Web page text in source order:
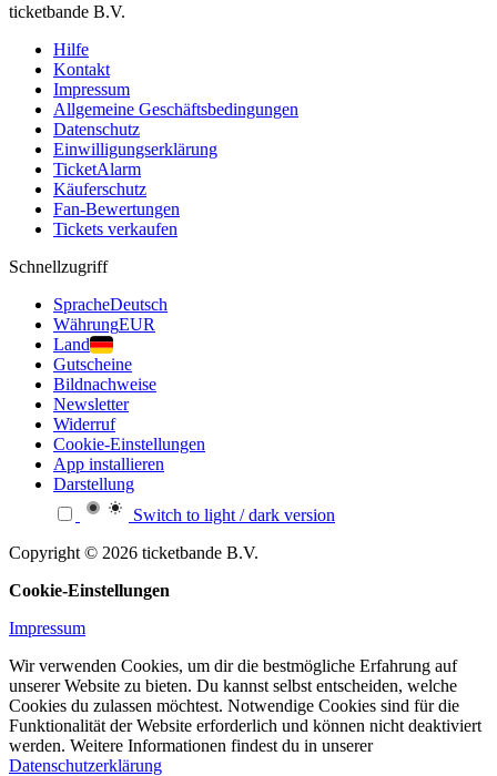
ticketbande B.V.
Hilfe
Kontakt
Impressum
Allgemeine Geschäftsbedingungen
Datenschutz
Einwilligungserklärung
TicketAlarm
Käuferschutz
Fan-Bewertungen
Tickets verkaufen
Schnellzugriff
SpracheDeutsch
WährungEUR
Land
Gutscheine
Bildnachweise
Newsletter
Widerruf
Cookie-Einstellungen
App installieren
Darstellung
Switch to light / dark version
Copyright © 2026 ticketbande B.V.
Cookie-Einstellungen
Impressum
Wir verwenden Cookies, um dir die bestmögliche Erfahrung auf
unserer Website zu bieten. Du kannst selbst entscheiden, welche
Cookies du zulassen möchtest. Notwendige Cookies sind für die
Funktionalität der Website erforderlich und können nicht deaktiviert
werden. Weitere Informationen findest du in unserer
Datenschutzerklärung